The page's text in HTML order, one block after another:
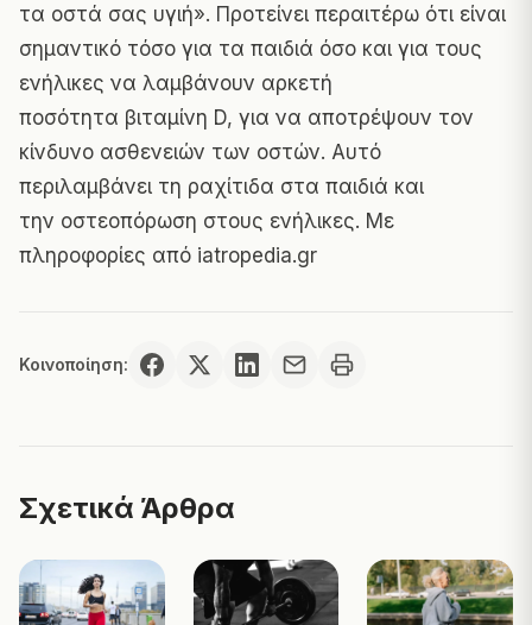
τα οστά σας υγιή». Προτείνει περαιτέρω ότι είναι
σημαντικό τόσο για τα παιδιά όσο και για τους
ενήλικες να λαμβάνουν αρκετή
ποσότητα βιταμίνη D, για να αποτρέψουν τον
κίνδυνο ασθενειών των οστών. Αυτό
περιλαμβάνει τη ραχίτιδα στα παιδιά και
την οστεοπόρωση στους ενήλικες. Με
πληροφορίες από iatropedia.gr
Κοινοποίηση:
Σχετικά Άρθρα